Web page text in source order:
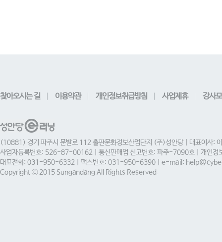
찾아오시는 길 이용약관 개인정보취급방침 사업제휴 강사
(10881) 경기 파주시 문발로 112 출판문화정보산업단지 (주)성안당 | 대표이사:
사업자등록번호: 526-87-00162 | 통신판매업 신고번호: 파주-7090호 | 개인정
대표전화: 031-950-6332 | 팩스번호: 031-950-6390 | e-mail:
Copyright ⓒ 2015 Sungandang All Rights Reserved.